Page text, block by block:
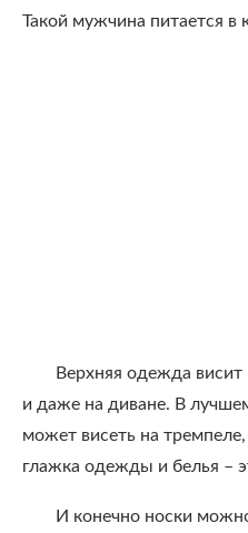
Такой мужчина питается в
Верхняя одежда висит
и даже на диване. В
может висеть на
глажка одежды и белья –
И конечно носки